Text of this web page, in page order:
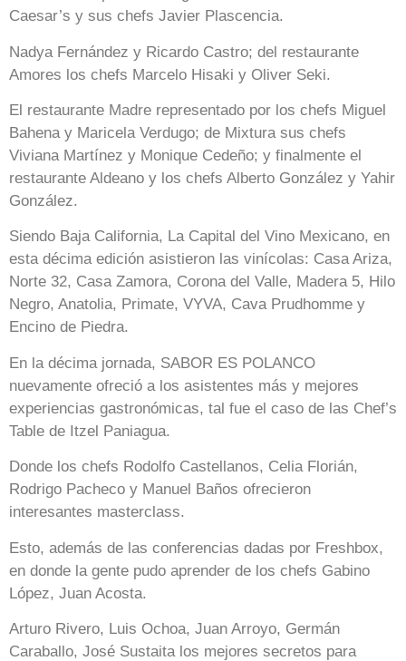
Caesar’s y sus chefs Javier Plascencia.
Nadya Fernández y Ricardo Castro; del restaurante
Amores los chefs Marcelo Hisaki y Oliver Seki.
El restaurante Madre representado por los chefs Miguel
Bahena y Maricela Verdugo; de Mixtura sus chefs
Viviana Martínez y Monique Cedeño; y finalmente el
restaurante Aldeano y los chefs Alberto González y Yahir
González.
Siendo Baja California, La Capital del Vino Mexicano, en
esta décima edición asistieron las vinícolas: Casa Ariza,
Norte 32, Casa Zamora, Corona del Valle, Madera 5, Hilo
Negro, Anatolia, Primate, VYVA, Cava Prudhomme y
Encino de Piedra.
En la décima jornada, SABOR ES POLANCO
nuevamente ofreció a los asistentes más y mejores
experiencias gastronómicas, tal fue el caso de las Chef’s
Table de Itzel Paniagua.
Donde los chefs Rodolfo Castellanos, Celia Florián,
Rodrigo Pacheco y Manuel Baños ofrecieron
interesantes masterclass.
Esto, además de las conferencias dadas por Freshbox,
en donde la gente pudo aprender de los chefs Gabino
López, Juan Acosta.
Arturo Rivero, Luis Ochoa, Juan Arroyo, Germán
Caraballo, José Sustaita los mejores secretos para